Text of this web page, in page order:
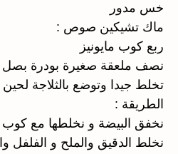
خس مدور
ماك تشيكين صوص :
ربع كوب مايونيز
نصف ملعقة صغيرة بودرة بصل
تخلط جيدا وتوضع بالثلاجة لحين
الطريقة :
نخفق البيضة و نخلطها مع كوب
نخلط الدقيق والملح و الفلفل